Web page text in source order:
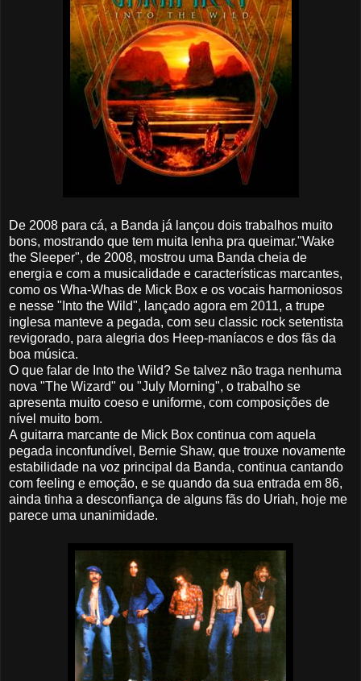
De 2008 para cá, a Banda já lançou dois trabalhos muito
bons, mostrando que tem muita lenha pra queimar."Wake
the Sleeper", de 2008, mostrou uma Banda cheia de
energia e com a musicalidade e características marcantes,
como os Wha-Whas de Mick Box e os vocais harmoniosos
e nesse "Into the Wild", lançado agora em 2011, a trupe
inglesa manteve a pegada, com seu classic rock setentista
revigorado, para alegria dos Heep-maníacos e dos fãs da
boa música.
O que falar de Into the Wild? Se talvez não traga nenhuma
nova "The Wizard" ou "July Morning", o trabalho se
apresenta muito coeso e uniforme, com composições de
nível muito bom.
A guitarra marcante de Mick Box continua com aquela
pegada inconfundível, Bernie Shaw, que trouxe novamente
estabilidade na voz principal da Banda, continua cantando
com feeling e emoção, e se quando da sua entrada em 86,
ainda tinha a desconfiança de alguns fãs do Uriah, hoje me
parece uma unanimidade.